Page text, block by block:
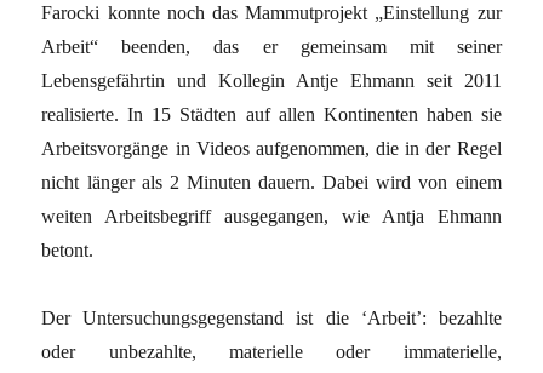
Farocki konnte noch das Mammutprojekt „Einstellung zur
Arbeit“ beenden, das er gemeinsam mit seiner
Lebensgefährtin und Kollegin Antje Ehmann seit 2011
realisierte. In 15 Städten auf allen Kontinenten haben sie
Arbeitsvorgänge in Videos aufgenommen, die in der Regel
nicht länger als 2 Minuten dauern. Dabei wird von einem
weiten Arbeitsbegriff ausgegangen, wie Antja Ehmann
betont.
Der Untersuchungsgegenstand ist die ‘Arbeit’: bezahlte
oder unbezahlte, materielle oder immaterielle,